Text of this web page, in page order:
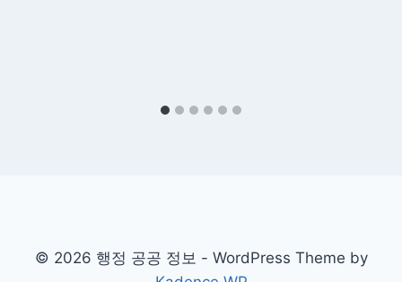
© 2026 행정 공공 정보 - WordPress Theme by